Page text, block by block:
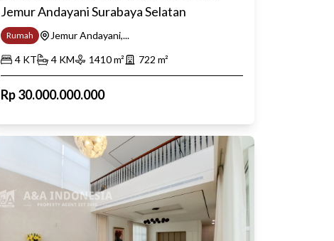
Jemur Andayani Surabaya Selatan
Rumah
Jemur Andayani,...
4KT 4KM 1410m² 722 m²
Rp30.000.000.000